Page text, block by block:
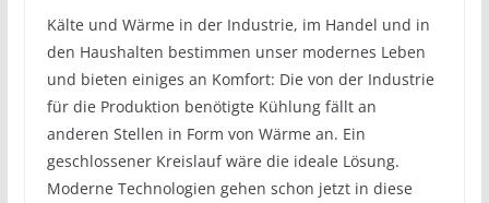
Kälte und Wärme in der Industrie, im Handel und in
den Haushalten bestimmen unser modernes Leben
und bieten einiges an Komfort: Die von der Industrie
für die Produktion benötigte Kühlung fällt an
anderen Stellen in Form von Wärme an. Ein
geschlossener Kreislauf wäre die ideale Lösung.
Moderne Technologien gehen schon jetzt in diese